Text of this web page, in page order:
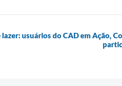
lazer: usuários do CAD em Ação,